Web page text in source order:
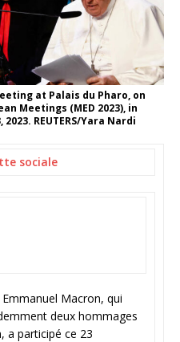
at Palais du Pharo, on
Meetings (MED 2023), in
REUTERS/Yara Nardi
sociale
Emmanuel Macron, qui
deux hommages
a participé ce 23